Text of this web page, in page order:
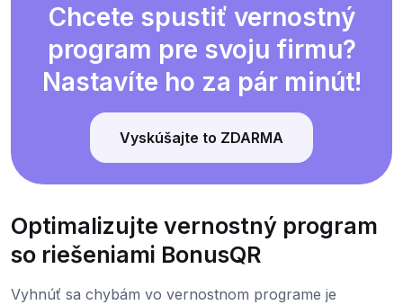
Chcete spustiť vernostný
program pre svoju firmu?
Nastavíte ho za pár minút!
Vyskúšajte to ZDARMA
Optimalizujte vernostný program
so riešeniami BonusQR
Vyhnúť sa chybám vo vernostnom programe je